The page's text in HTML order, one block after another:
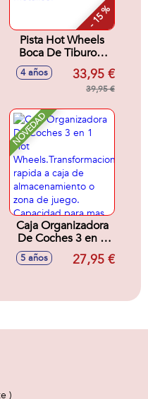
- 15 %
Pista Hot Wheels
Boca De Tiburon.
Incluye 1 Vehiculo
Metalico.
4 años 33,95 €
39,95 €
NOVEDAD
Caja Organizadora
De Coches 3 en 1
Wheels.Transformacion
zona de juego.
mas de 200
5 años 27,95 €
)